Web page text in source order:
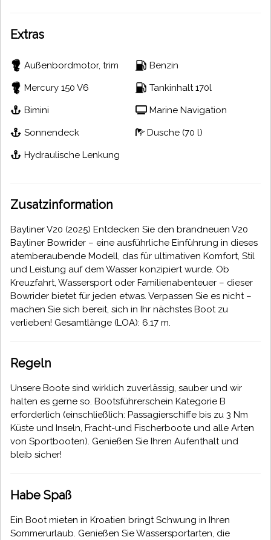
Extras
Außenbordmotor, trim
Mercury 150 V6
Bimini
Sonnendeck
Hydraulische Lenkung
Benzin
Tankinhalt 170l
Marine Navigation
Dusche (70 l)
Zusatzinformation
Bayliner V20 (2025) Entdecken Sie den brandneuen V20
Bayliner Bowrider – eine ausführliche Einführung in dieses
atemberaubende Modell, das für ultimativen Komfort, Stil
und Leistung auf dem Wasser konzipiert wurde. Ob
Kreuzfahrt, Wassersport oder Familienabenteuer – dieser
Bowrider bietet für jeden etwas. Verpassen Sie es nicht –
machen Sie sich bereit, sich in Ihr nächstes Boot zu
verlieben! Gesamtlänge (LOA): 6.17 m.
Regeln
Unsere Boote sind wirklich zuverlässig, sauber und wir
halten es gerne so. Bootsführerschein Kategorie B
erforderlich (einschließlich: Passagierschiffe bis zu 3 Nm
Küste und Inseln, Fracht-und Fischerboote und alle Arten
von Sportbooten). Genießen Sie Ihren Aufenthalt und
bleib sicher!
Habe Spaß
Ein Boot mieten in Kroatien bringt Schwung in Ihren
Sommerurlaub. Genießen Sie Wassersportarten, die